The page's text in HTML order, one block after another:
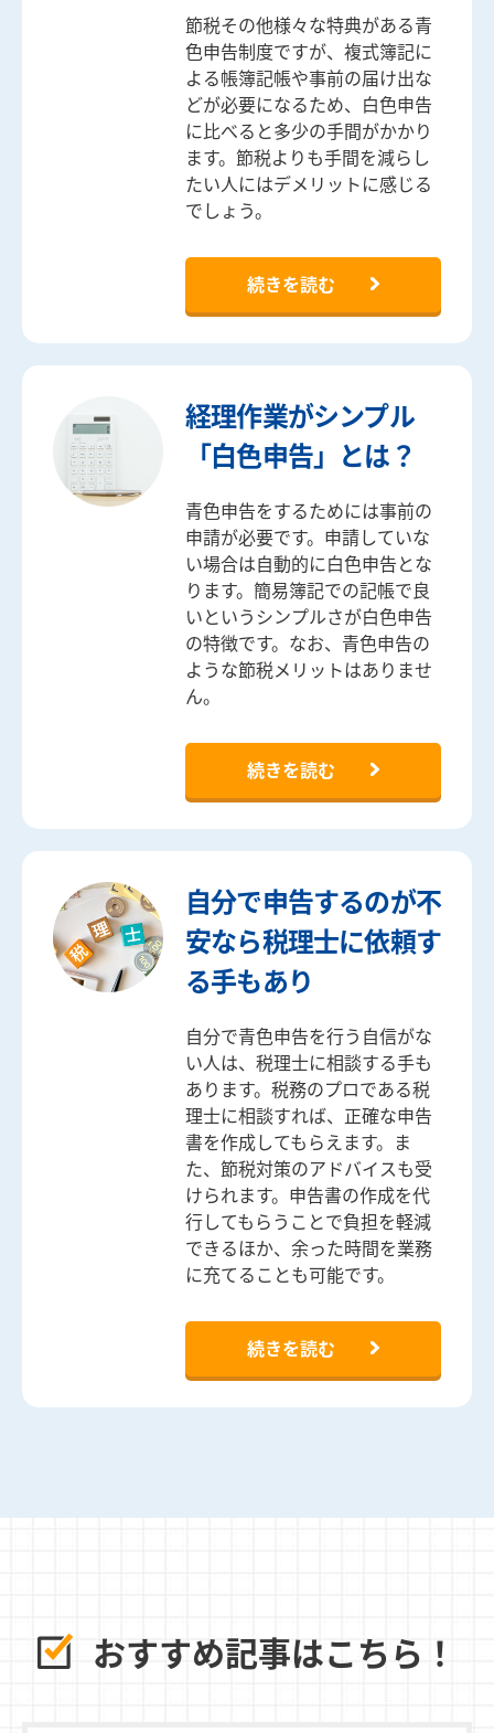
節税その他様々な特典がある青
色申告制度ですが、複式簿記に
よる帳簿記帳や事前の届け出な
どが必要になるため、白色申告
に比べると多少の手間がかかり
ます。節税よりも手間を減らし
たい人にはデメリットに感じる
でしょう。
続きを読む
経理作業がシンプル
「白色申告」とは？
青色申告をするためには事前の
申請が必要です。申請していな
い場合は自動的に白色申告とな
ります。簡易簿記での記帳で良
いというシンプルさが白色申告
の特徴です。なお、青色申告の
ような節税メリットはありませ
ん。
続きを読む
自分で申告するのが不
安なら税理士に依頼す
る手もあり
自分で青色申告を行う自信がな
い人は、税理士に相談する手も
あります。税務のプロである税
理士に相談すれば、正確な申告
書を作成してもらえます。ま
た、節税対策のアドバイスも受
けられます。申告書の作成を代
行してもらうことで負担を軽減
できるほか、余った時間を業務
に充てることも可能です。
続きを読む
おすすめ記事はこちら！